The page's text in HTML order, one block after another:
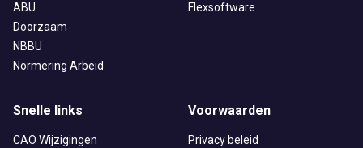
ABU
Doorzaam
NBBU
Normering Arbeid
Flexsoftware
Snelle links
CAO Wijzigingen
Voorwaarden
Privacy beleid